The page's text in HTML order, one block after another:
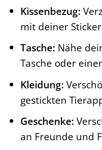
Kissenbezug:
mit deiner
Tasche: Nähe
Tasche oder
Kleidung:
gestickten
Geschenke:
an Freunde und